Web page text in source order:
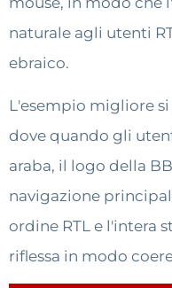
naturale agli utenti
ebraico.
L'esempio migliore si
dove quando gli
araba, il logo della
navigazione
ordine RTL e l'intera
riflessa in modo